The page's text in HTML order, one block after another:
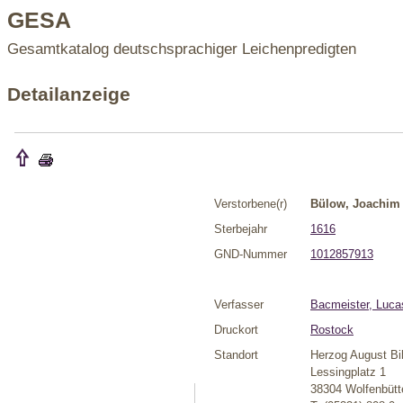
GESA
Gesamtkatalog deutschsprachiger Leichenpredigten
Detailanzeige
Verstorbene(r)
Bülow,
Sterbejahr
1616
GND-Nummer
1012857913
Verfasser
Bacmeister,
Druckort
Rostock
Standort
Herzog August
Lessingplatz 1
38304